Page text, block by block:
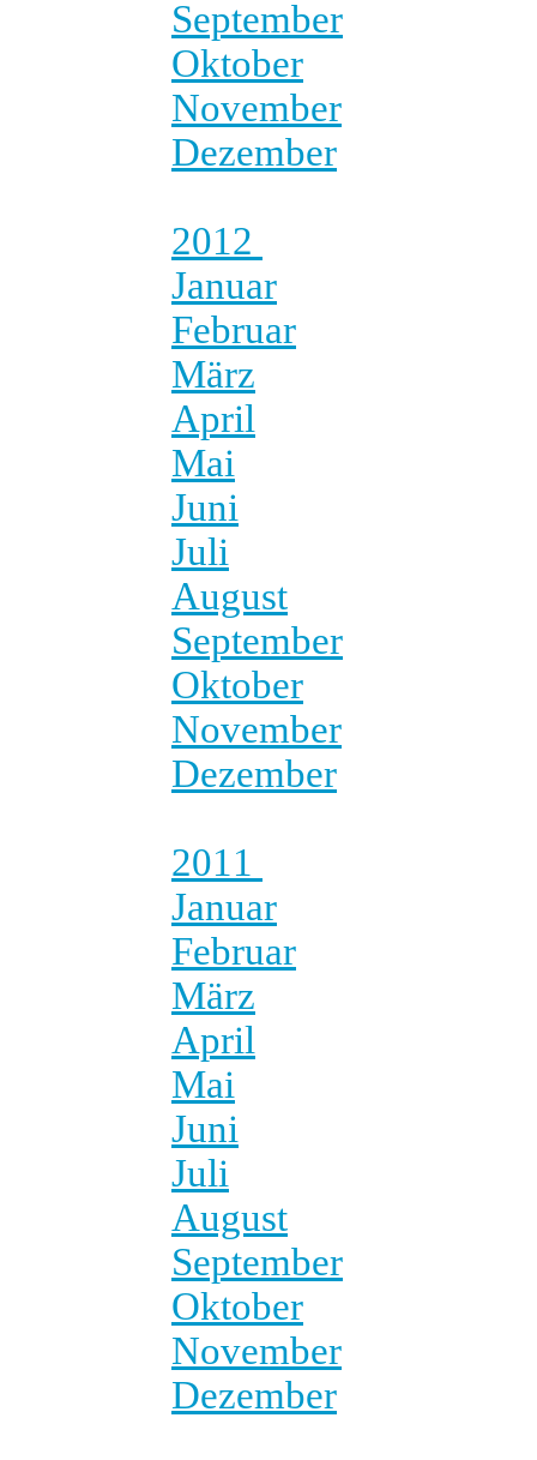
September
Oktober
November
Dezember
2012
Januar
Februar
März
April
Mai
Juni
Juli
August
September
Oktober
November
Dezember
2011
Januar
Februar
März
April
Mai
Juni
Juli
August
September
Oktober
November
Dezember